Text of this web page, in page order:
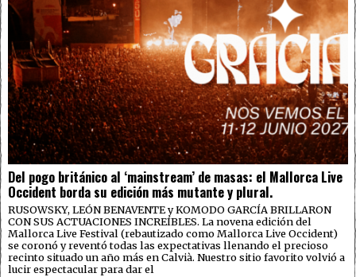
Del pogo británico al ‘mainstream’ de masas: el Mallorca Live
Occident borda su edición más mutante y plural.
RUSOWSKY, LEÓN BENAVENTE y KOMODO GARCÍA BRILLARON
CON SUS ACTUACIONES INCREÍBLES. La novena edición del
Mallorca Live Festival (rebautizado como Mallorca Live Occident)
se coronó y reventó todas las expectativas llenando el precioso
recinto situado un año más en Calvià. Nuestro sitio favorito volvió a
lucir espectacular para dar el